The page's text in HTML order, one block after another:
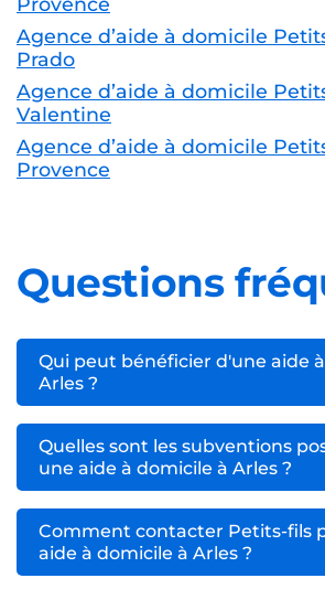
Agence d’aide à domicile
Prado
Agence d’aide à domicile
Valentine
Agence d’aide à domicile
Provence
Questions
Qui peut bénéficier d'une aide
Arles ?
Quelles sont les subventions
une aide à domicile à Arles ?
Comment contacter Petits-fils
aide à domicile à Arles ?